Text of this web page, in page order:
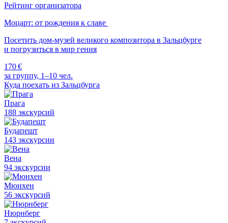
Рейтинг организатора
Моцарт: от рождения к славе
Посетить дом-музей великого композитора в Зальцбурге
и погрузиться в мир гения
170 €
за группу, 1–10 чел.
Куда поехать из Зальцбурга
Прага
188 экскурсий
Будапешт
143 экскурсии
Вена
94 экскурсии
Мюнхен
56 экскурсий
Нюрнберг